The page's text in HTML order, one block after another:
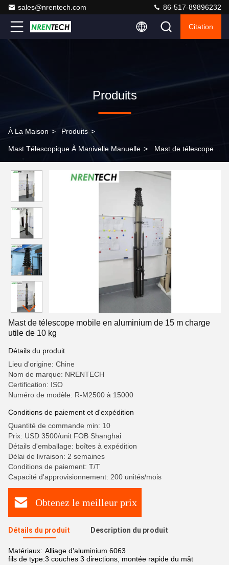
sales@nrentech.com 86-517-89896232
Citation
Produits
À La Maison > Produits >
Mast Télescopique À Manivelle Manuelle > Mast de télescope
Mast de télescope mobile en aluminium de 15 m charge
utile de 10 kg
Détails du produit
Lieu d'origine: Chine
Nom de marque: NRENTECH
Certification: ISO
Numéro de modèle: R-M2500 à 15000
Conditions de paiement et d'expédition
Quantité de commande min: 10
Prix: USD 3500/unit FOB Shanghai
Détails d'emballage: boîtes à expédition
Délai de livraison: 2 semaines
Conditions de paiement: T/T
Capacité d'approvisionnement: 200 unités/mois
Obtenez le meilleur prix
Détails du produit Description du produit
Matériaux: Alliage d'aluminium 6063
fils de type:3 couches 3 directions, montée rapide du mât